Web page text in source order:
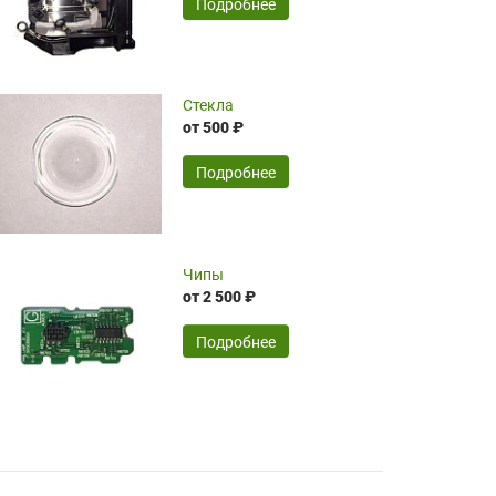
оптимизированной стоимости, чему
чрезмерно благодарны!)))
24.04.2026
широкий ассортимент ламп, как оригиналов,
так и аналогов.Быстрое оформление и
передача в доставку, приемлемые цены. Мне
понравилось.
Читать полностью
16.04.2026
Подробнее
Стекла
от 500 ₽
Подробнее
Чипы
от 2 500 ₽
Подробнее